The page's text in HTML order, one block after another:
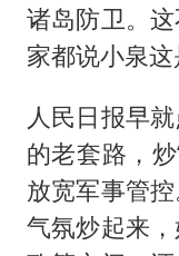
诸岛防卫。
家都说小泉这
人民日报早
的老套路，
放宽军事管
气氛炒起来